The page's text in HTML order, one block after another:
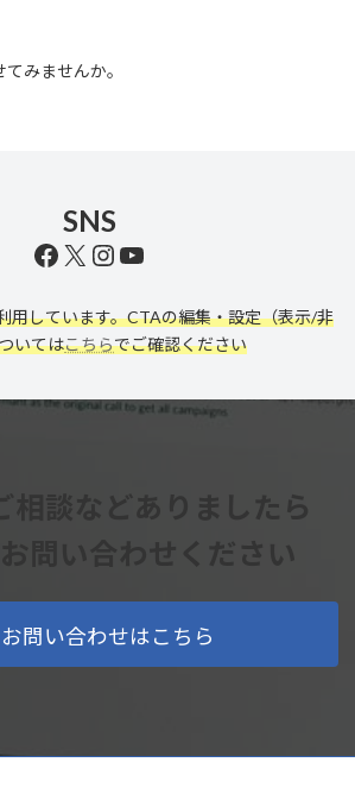
みませんか。
SNS
Facebook
X Instagram
YouTube
用しています。CTAの編集・設定（表示/非
いてはこちらでご確認ください
相談などありましたら
お問い合わせください
お問い合わせはこちら